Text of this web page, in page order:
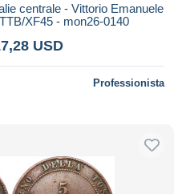
centrale - Vittorio Emanuele
XF45 - mon26-0140
USD
Professionista